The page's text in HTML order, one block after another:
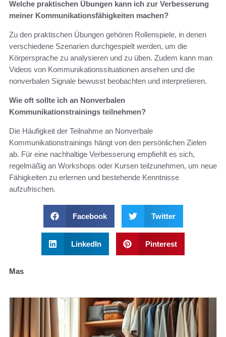
Welche praktischen Übungen kann ich zur Verbesserung
meiner Kommunikationsfähigkeiten machen?
Zu den praktischen Übungen gehören Rollenspiele, in denen
verschiedene Szenarien durchgespielt werden, um die
Körpersprache zu analysieren und zu üben. Zudem kann man
Videos von Kommunikationssituationen ansehen und die
nonverbalen Signale bewusst beobachten und interpretieren.
Wie oft sollte ich an Nonverbalen
Kommunikationstrainings teilnehmen?
Die Häufigkeit der Teilnahme an Nonverbale
Kommunikationstrainings hängt von den persönlichen Zielen
ab. Für eine nachhaltige Verbesserung empfiehlt es sich,
regelmäßig an Workshops oder Kursen teilzunehmen, um neue
Fähigkeiten zu erlernen und bestehende Kenntnisse
aufzufrischen.
Facebook Twitter
LinkedIn Pinterest
Mas